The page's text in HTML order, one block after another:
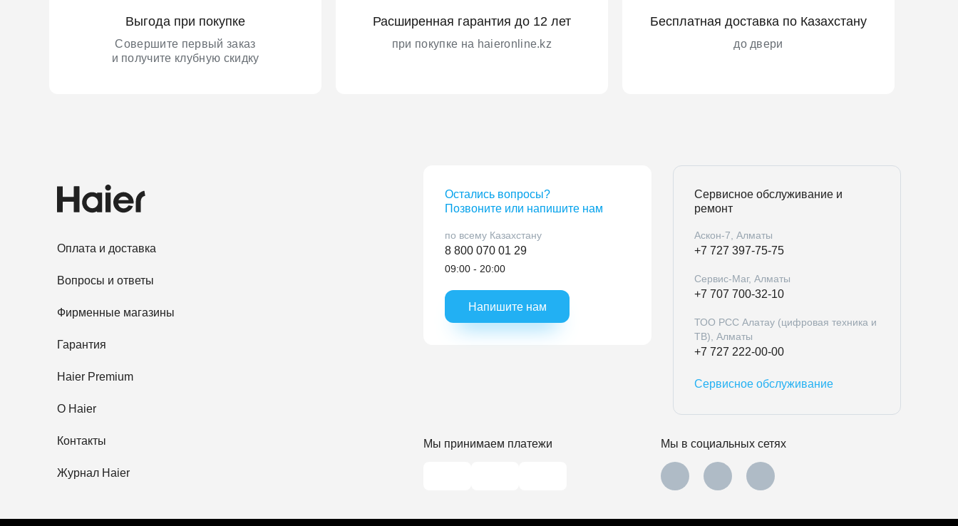
Выгода при покупке
Совершите первый заказ
и получите клубную скидку
Расширенная гарантия до 12 лет
при покупке на haieronline.kz
Бесплатная доставка по Казахстану
до двери
Оплата и доставка
Вопросы и ответы
Фирменные магазины
Гарантия
Haier Premium
O Haier
Контакты
Журнал Haier
Остались вопросы?
Позвоните или напишите нам
по всему Казахстану
8 800 070 01 29
09:00 - 20:00
Напишите нам
Сервисное обслуживание и
ремонт
Аскон-7, Алматы
+7 727 397-75-75
Сервис-Маг, Алматы
+7 707 700-32-10
ТОО РСС Алатау (цифровая техника и
ТВ), Алматы
+7 727 222-00-00
Сервисное обслуживание
Мы принимаем платежи Мы в социальных сетях